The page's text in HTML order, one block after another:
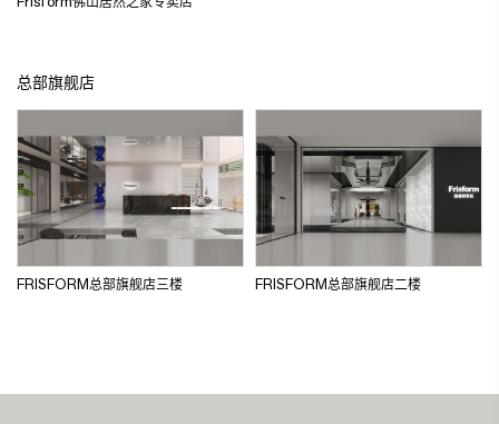
总部旗舰店
FRISFORM总部旗舰店三楼 FRISFORM总部旗舰店二楼